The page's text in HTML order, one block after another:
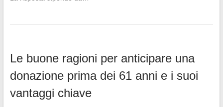
Le buone ragioni per anticipare una
donazione prima dei 61 anni e i suoi
vantaggi chiave